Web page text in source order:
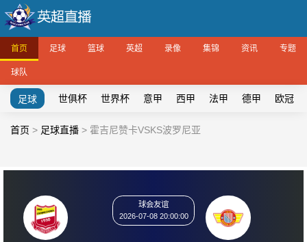
首页 足球 篮球 英超 录像 集锦 资讯 专题
球队
足球 世俱杯 世界杯 意甲 西甲 法甲 德甲 欧冠
首页 > 足球直播 > 霍吉尼赞卡VSKS波罗尼亚